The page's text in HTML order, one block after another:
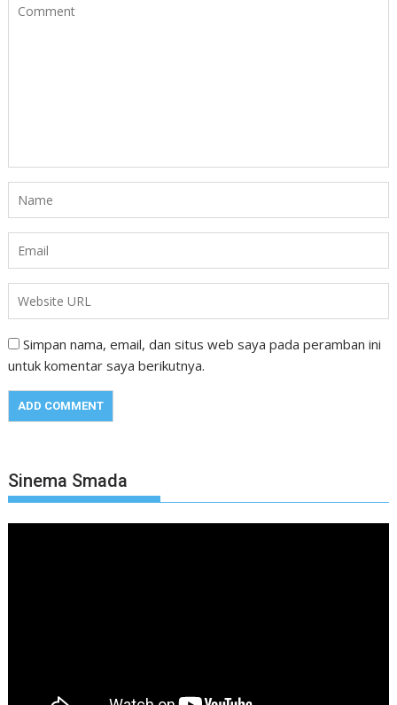
Simpan nama, email, dan situs web saya pada peramban ini
untuk komentar saya berikutnya.
Sinema Smada